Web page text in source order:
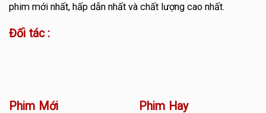
phim mới nhất, hấp dẫn nhất và chất lượng cao nhất.
Đối tác :
Phim Mới Phim Hay